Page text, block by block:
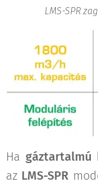
LMS-SPR
Ha gáztartalmú
az LMS-SPR